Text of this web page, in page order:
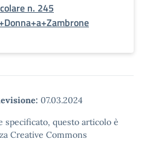
n. 245
07.03.2024
specificato, questo articolo è
Creative Commons